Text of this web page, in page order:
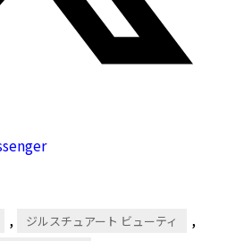
, ジルスチュアート ビューティ ,